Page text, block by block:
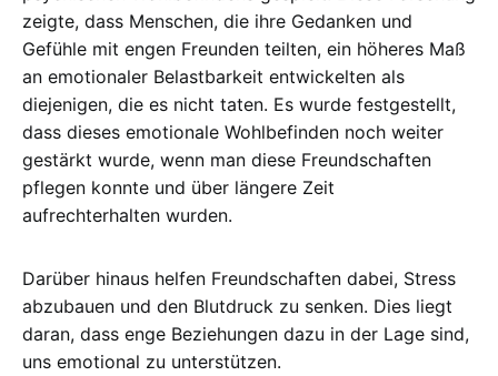
zeigte, dass Menschen, die ihre Gedanken und
Gefühle mit engen Freunden teilten, ein höheres Maß
an emotionaler Belastbarkeit entwickelten als
diejenigen, die es nicht taten. Es wurde festgestellt,
dass dieses emotionale Wohlbefinden noch weiter
gestärkt wurde, wenn man diese Freundschaften
pflegen konnte und über längere Zeit
aufrechterhalten wurden.
Darüber hinaus helfen Freundschaften dabei, Stress
abzubauen und den Blutdruck zu senken. Dies liegt
daran, dass enge Beziehungen dazu in der Lage sind,
uns emotional zu unterstützen.